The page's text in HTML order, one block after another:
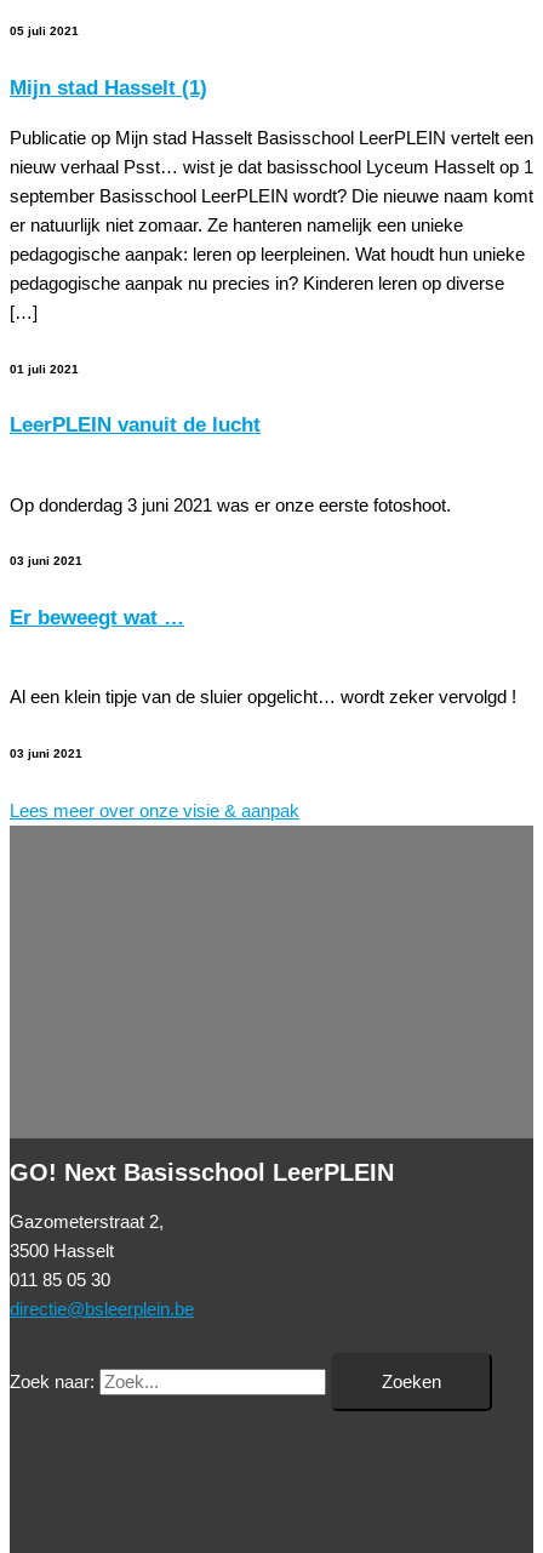
05 juli 2021
Mijn stad Hasselt (1)
Publicatie op Mijn stad Hasselt Basisschool LeerPLEIN vertelt een
nieuw verhaal Psst… wist je dat basisschool Lyceum Hasselt op 1
september Basisschool LeerPLEIN wordt? Die nieuwe naam komt
er natuurlijk niet zomaar. Ze hanteren namelijk een unieke
pedagogische aanpak: leren op leerpleinen. Wat houdt hun unieke
pedagogische aanpak nu precies in? Kinderen leren op diverse
[…]
01 juli 2021
LeerPLEIN vanuit de lucht
Op donderdag 3 juni 2021 was er onze eerste fotoshoot.
03 juni 2021
Er beweegt wat …
Al een klein tipje van de sluier opgelicht… wordt zeker vervolgd !
03 juni 2021
Lees meer over onze visie & aanpak
GO! Next Basisschool LeerPLEIN
Gazometerstraat 2,
3500 Hasselt
011 85 05 30
directie@bsleerplein.be
Zoek naar: